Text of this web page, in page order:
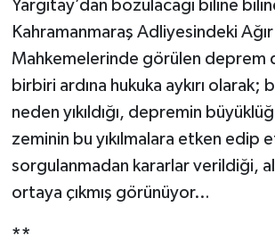
Yargıtay’dan bozulacağı biline
Kahramanmaraş Adliyesindeki
Mahkemelerinde görülen deprem
birbiri ardına hukuka aykırı olarak;
neden yıkıldığı, depremin
zeminin bu yıkılmalara etken edip
sorgulanmadan kararlar verildiği,
ortaya çıkmış görünüyor…
**